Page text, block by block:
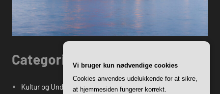
Categories
Kultur og Underholdning
Vi bruger kun nødvendige cookies
Cookies anvendes udelukkende for at sikre,
at hjemmesiden fungerer korrekt.